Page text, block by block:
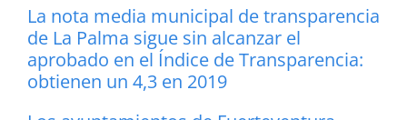
La nota media municipal de transparencia
de La Palma sigue sin alcanzar el
aprobado en el Índice de Transparencia:
obtienen un 4,3 en 2019